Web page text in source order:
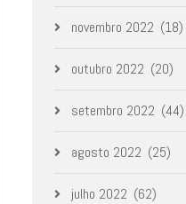
novembro 2022 (18)
outubro 2022 (20)
setembro 2022 (44)
agosto 2022 (25)
julho 2022 (62)